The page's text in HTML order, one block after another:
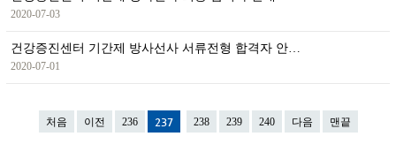
2020-07-03
건강증진센터 기간제 방사선사 서류전형 합격자 안…
2020-07-01
처음 이전 236 237 238 239 240 다음 맨끝